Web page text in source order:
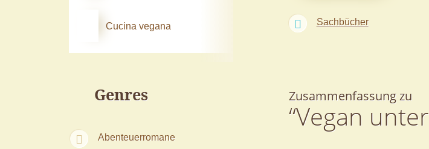
Cucina vegana
Genres
Abenteuerromane
Sachbücher
Zusammenfassung zu
“Vegan